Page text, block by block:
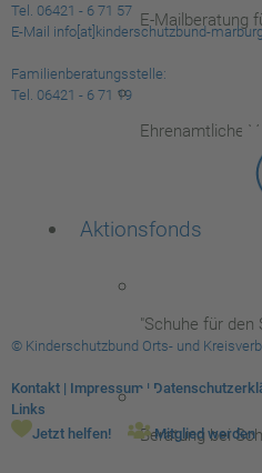
E-Mailberatung
Ehrenamtliche
Aktionsfonds
"Schuhe für den
Beratung bei
Tel. 06421 - 6 71 57
E-Mail info[at]kinderschutzbund-
Familienberatungsstelle:
Tel. 06421 - 6 71 19
© Kinderschutzbund Orts- und
Kontakt | Impressum |
Links
Jetzt helfen!
Mitglied werden